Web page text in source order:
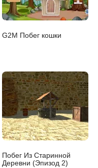
G2M Побег кошки
Побег Из Старинной
Деревни (Эпизод 2)